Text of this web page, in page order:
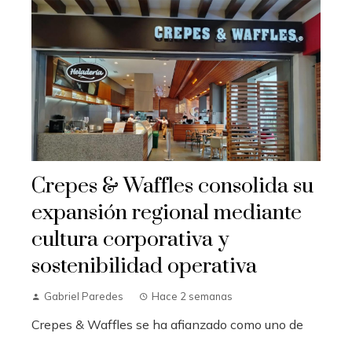
Crepes & Waffles consolida su
expansión regional mediante
cultura corporativa y
sostenibilidad operativa
Gabriel Paredes Hace 2 semanas
Crepes & Waffles se ha afianzado como uno de